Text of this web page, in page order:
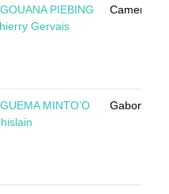
PIEBING
Gervais
Cameroun
MINTO’O
Gabon